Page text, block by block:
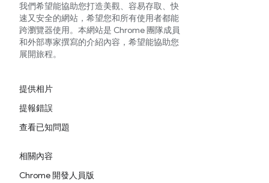
我們希望能協助您打造美觀、容易存取、快
速又安全的網站，希望您和所有使用者都能
跨瀏覽器使用。本網站是 Chrome 團隊成員
和外部專家撰寫的介紹內容，希望能協助您
展開旅程。
提供相片
提報錯誤
查看已知問題
相關內容
Chrome 開發人員版